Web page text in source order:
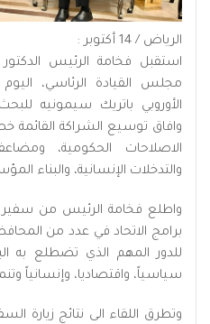
الرياض / 14 أكتوبر :
استقبل فخامة الرئيس
مجلس القيادة الرئاسي، اليوم
الأوروبي باتريك سيمونيه
وافاق توسيع الشراكة
الاصلاحات الحكومية،
والتدخلات الإنسانية، والبناء
واطلع فخامة الرئيس من سفير
برامج الاتحاد في عدد من
للدور المهم الذي تضطلع به
سياسياً، واقتصاديا، وإنسانياً
وتطرق اللقاء الى نتائج زيارة